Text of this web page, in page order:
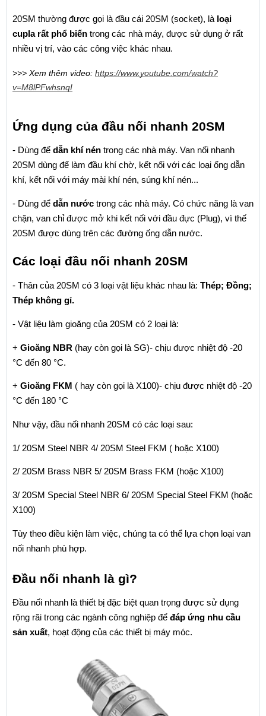
20SM thường được gọi là đầu cái 20SM (socket), là loại
cupla rất phổ biến trong các nhà máy, được sử dụng ở rất
nhiều vị trí, vào các công việc khác nhau.
>>> Xem thêm video: https://www.youtube.com/watch?
v=M8lPFwhsnqI
Ứng dụng của đầu nối nhanh 20SM
- Dùng để dẫn khí nén trong các nhà máy. Van nối nhanh
20SM dùng để làm đầu khí chờ, kết nối với các loại ống dẫn
khí, kết nối với máy mài khí nén, súng khí nén...
- Dùng để dẫn nước trong các nhà máy. Có chức năng là van
chặn, van chỉ được mở khi kết nối với đầu đực (Plug), vì thế
20SM được dùng trên các đường ống dẫn nước.
Các loại đầu nối nhanh 20SM
- Thân của 20SM có 3 loại vật liệu khác nhau là: Thép; Đồng;
Thép không gỉ.
- Vật liệu làm gioăng của 20SM có 2 loại là:
+ Gioăng NBR (hay còn gọi là SG)- chịu được nhiệt độ -20
°C đến 80 °C.
+ Gioăng FKM ( hay còn gọi là X100)- chịu được nhiệt độ -20
°C đến 180 °C
Như vậy, đầu nối nhanh 20SM có các loại sau:
1/ 20SM Steel NBR 4/ 20SM Steel FKM ( hoặc X100)
2/ 20SM Brass NBR 5/ 20SM Brass FKM (hoặc X100)
3/ 20SM Special Steel NBR 6/ 20SM Special Steel FKM (hoặc
X100)
Tùy theo điều kiện làm việc, chúng ta có thể lựa chọn loại van
nối nhanh phù hợp.
Đầu nối nhanh là gì?
Đầu nối nhanh là thiết bị đặc biệt quan trọng được sử dụng
rộng rãi trong các ngành công nghiệp để đáp ứng nhu cầu
sản xuất, hoạt động của các thiết bị máy móc.